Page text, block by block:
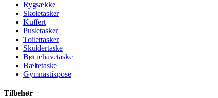
Rygsække
Skoletasker
Kuffert
Pusletasker
Toilettasker
Skuldertaske
Børnehavetaske
Bæltetaske
Gymnastikpose
Tilbehør